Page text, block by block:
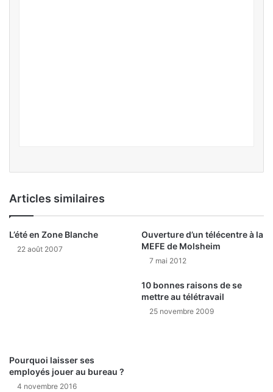
Articles similaires
L’été en Zone Blanche
22 août 2007
Ouverture d’un télécentre à la
MEFE de Molsheim
7 mai 2012
Pourquoi laisser ses
employés jouer au bureau ?
4 novembre 2016
10 bonnes raisons de se
mettre au télétravail
25 novembre 2009